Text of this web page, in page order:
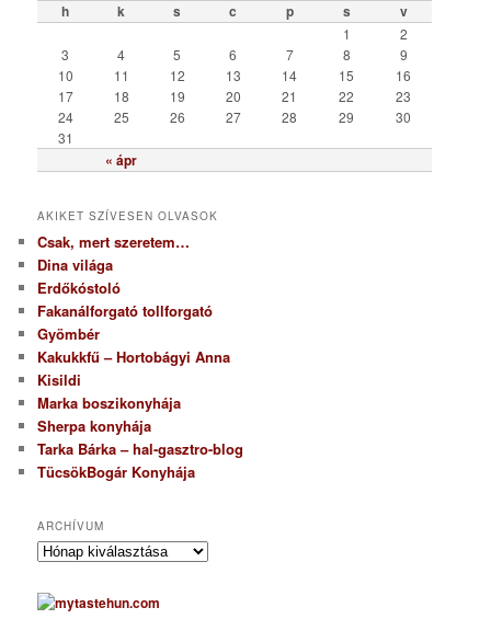
r
h k s c p s v
« ápr
1
2
3
4 5 6 7 8
9
10
11 12 13 14 15
16
17
18 19 20 21 22
23
24
25 26 27 28 29
30
31
AKIKET SZÍVESEN OLVASOK
Csak, mert szeretem…
Dina világa
Erdőkóstoló
Fakanálforgató tollforgató
Gyömbér
Kakukkfű – Hortobágyi Anna
Kisildi
Marka boszikonyhája
Sherpa konyhája
Tarka Bárka – hal-gasztro-blog
TücsökBogár Konyhája
ARCHÍVUM
A
c
h